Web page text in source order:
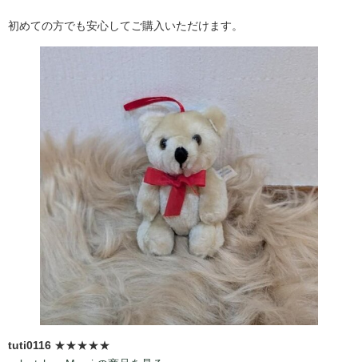
初めての方でも安心してご購入いただけます。
tuti0116 ★★★★★